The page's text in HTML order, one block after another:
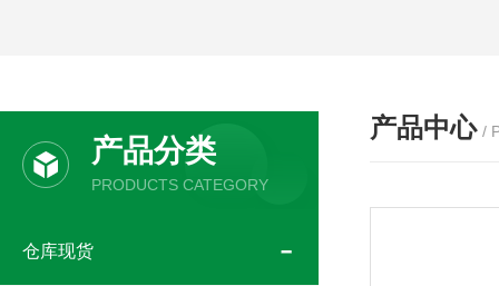
产品中心 /
产品分类
PRODUCTS CATEGORY
仓库现货